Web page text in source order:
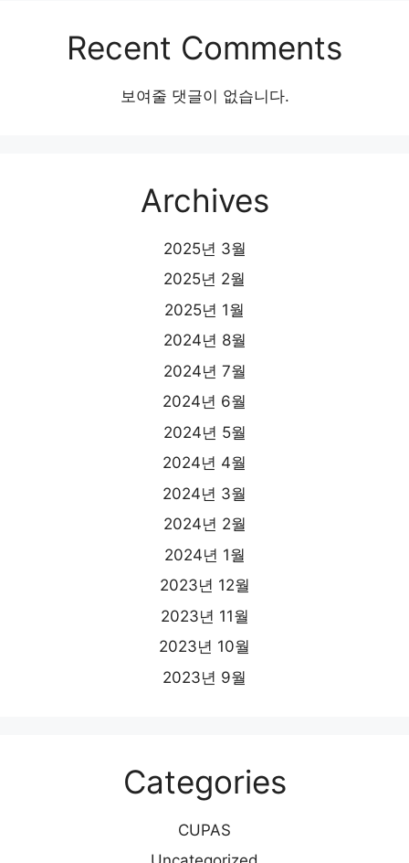
Recent Comments
보여줄 댓글이 없습니다.
Archives
2025년 3월
2025년 2월
2025년 1월
2024년 8월
2024년 7월
2024년 6월
2024년 5월
2024년 4월
2024년 3월
2024년 2월
2024년 1월
2023년 12월
2023년 11월
2023년 10월
2023년 9월
Categories
CUPAS